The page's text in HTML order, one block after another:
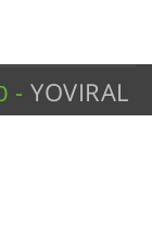
YOVIRAL
-